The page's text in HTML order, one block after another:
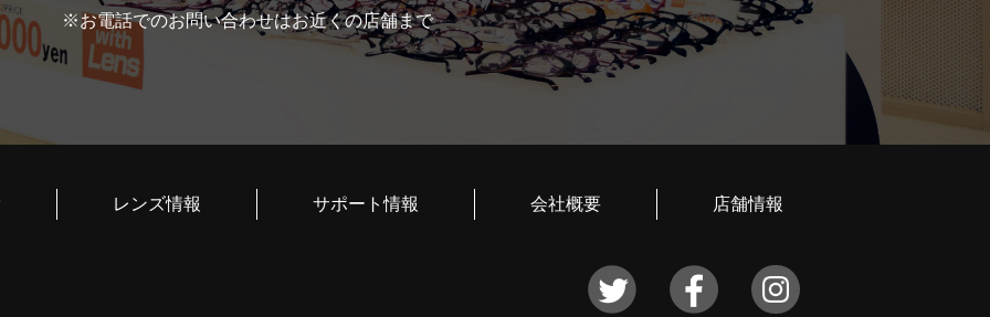
※お電話でのお問い合わせはお近くの店舗まで
レンズ情報 サポート情報 会社概要 店舗情報